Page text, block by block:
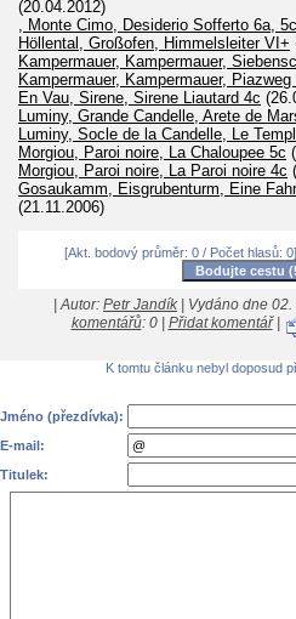
(20.04.2012)
, Monte Cimo, Desiderio Sofferto 6a,
Höllental, Großofen, Himmelsleiter VI+
Kampermauer, Kampermauer,
Kampermauer, Kampermauer, Piazweg
En Vau, Sirene, Sirene Liautard 4c
Luminy, Grande Candelle, Arete de
Luminy, Socle de la Candelle, Le
Morgiou, Paroi noire, La Chaloupee 5c
Morgiou, Paroi noire, La Paroi noire 4c
Gosaukamm, Eisgrubenturm, Eine
(21.11.2006)
[Akt. bodový průměr: 0 / Počet hlasů: 0]
| Autor: Petr Jandík | Vydáno dne
komentářů: 0 | Přidat komentář|
K tomtu článku nebyl doposud
Jméno (přezdívka):
E-mail:
Titulek: